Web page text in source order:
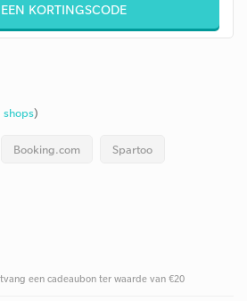
KORTINGSCODE
shops)
Booking.com Spartoo
een cadeaubon ter waarde van €20